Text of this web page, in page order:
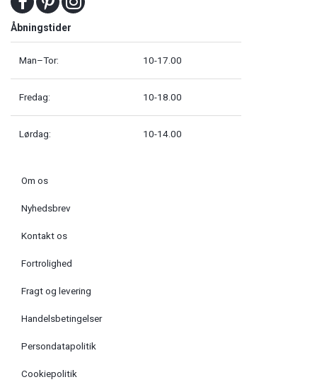
Åbningstider
Man–Tor: 10-17.00
Fredag: 10-18.00
Lørdag: 10-14.00
Om os
Nyhedsbrev
Kontakt os
Fortrolighed
Fragt og levering
Handelsbetingelser
Persondatapolitik
Cookiepolitik